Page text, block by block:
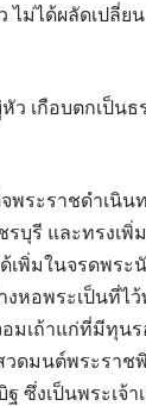
ม่ได้ผลัดเปลี่
ว เกือบตกเป็น
พระราชดำเนิ
บุรี และทรงเ
เพิ่มในจรดพร
หอพระเป็นที่ไ
มเถ้าแก่ที่มีทุน
วดมนต์พระรา
ซึ่งเป็นพระเ